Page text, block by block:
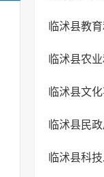
临沭县教
临沭县农
临沭县文
临沭县民
临沭县科